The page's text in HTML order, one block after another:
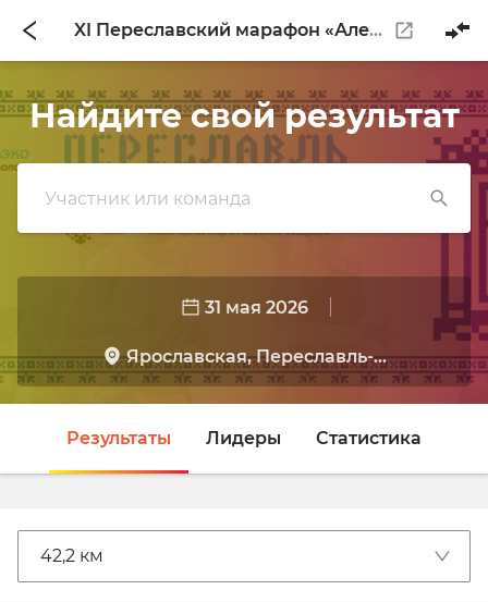
XI Переславский марафон «Александровские вёрсты» – 2026
Найдите свой результат
31 мая 2026
Ярославская, Переславль-…
Результаты Лидеры Статистика
42,2 км